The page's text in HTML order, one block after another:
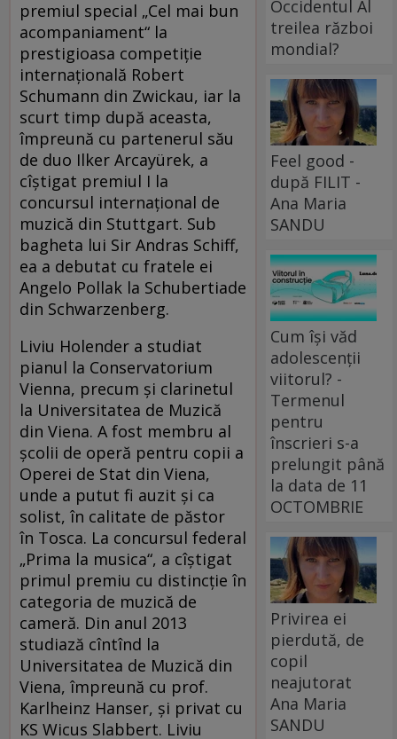
premiul special „Cel mai bun
acompaniament“ la
prestigioasa competiție
internațională Robert
Schumann din Zwickau, iar la
scurt timp după aceasta,
împreună cu partenerul său
de duo Ilker Arcayürek, a
cîștigat premiul I la
concursul internațional de
muzică din Stuttgart. Sub
bagheta lui Sir Andras Schiff,
ea a debutat cu fratele ei
Angelo Pollak la Schubertiade
din Schwarzenberg.
Liviu Holender a studiat
pianul la Conservatorium
Vienna, precum și clarinetul
la Universitatea de Muzică
din Viena. A fost membru al
școlii de operă pentru copii a
Operei de Stat din Viena,
unde a putut fi auzit și ca
solist, în calitate de păstor
în Tosca. La concursul federal
„Prima la musica“, a cîștigat
primul premiu cu distincție în
categoria de muzică de
cameră. Din anul 2013
studiază cîntînd la
Universitatea de Muzică din
Viena, împreună cu prof.
Karlheinz Hanser, și privat cu
KS Wicus Slabbert. Liviu
Occidentul Al
treilea război
mondial?
Feel good -
după FILIT -
Ana Maria
SANDU
Cum își văd
adolescenții
viitorul? -
Termenul
pentru
înscrieri s-a
prelungit până
la data de 11
OCTOMBRIE
Privirea ei
pierdută, de
copil
neajutorat
Ana Maria
SANDU